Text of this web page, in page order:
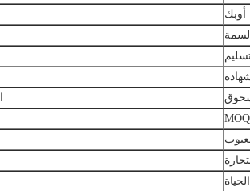
أوبك
السمة